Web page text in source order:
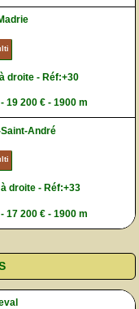
droite - Réf:+30
19 200 € - 1900 m
André
droite - Réf:+33
17 200 € - 1900 m